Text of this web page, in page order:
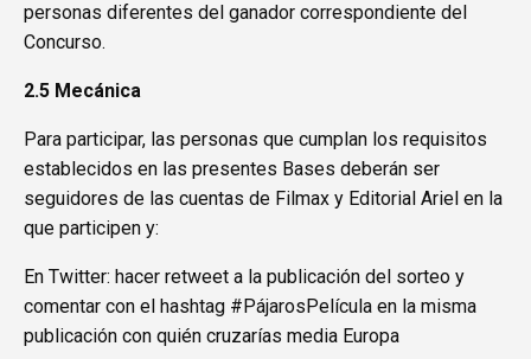
personas diferentes del ganador correspondiente del
Concurso.
2.5 Mecánica
Para participar, las personas que cumplan los requisitos
establecidos en las presentes Bases deberán ser
seguidores de las cuentas de Filmax y Editorial Ariel en la
que participen y:
En Twitter: hacer retweet a la publicación del sorteo y
comentar con el hashtag #PájarosPelícula en la misma
publicación con quién cruzarías media Europa